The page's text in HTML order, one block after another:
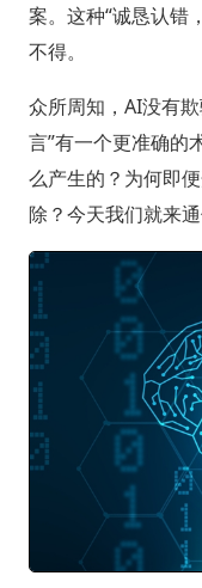
案。这种“诚恳认错
不得。
众所周知，AI没有
言”有一个更准确的
么产生的？为何即
除？今天我们就来